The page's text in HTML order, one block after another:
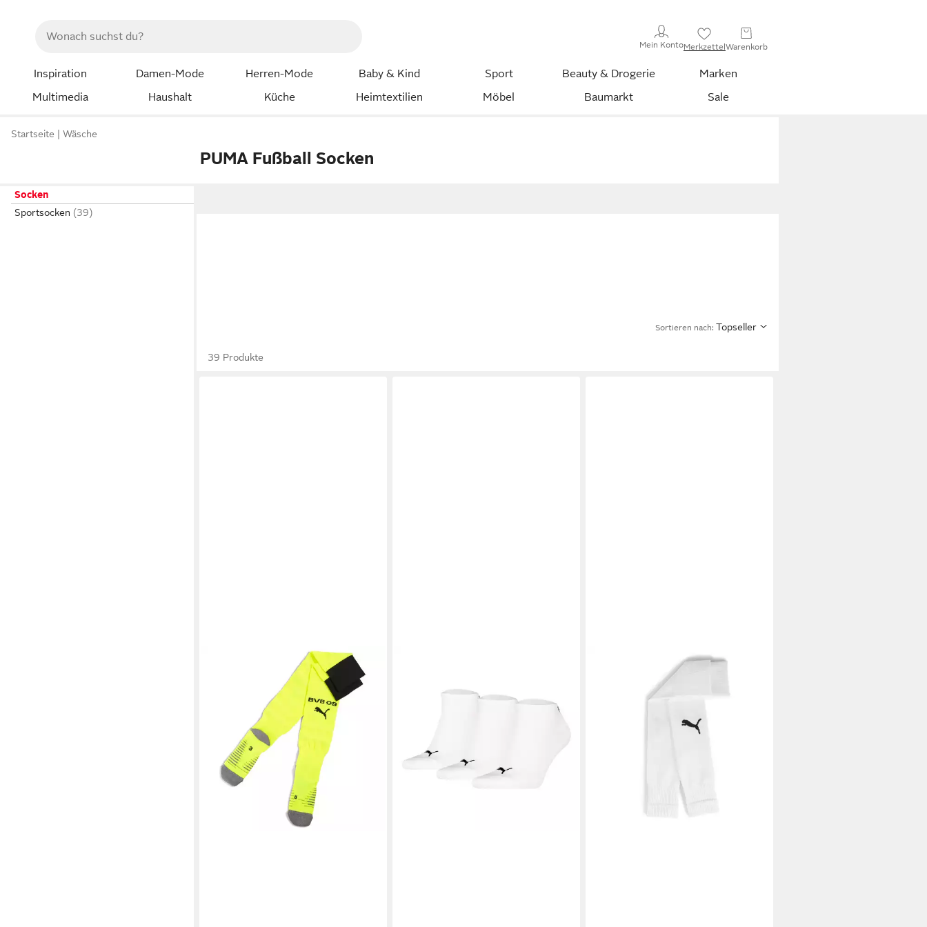
Mein KontoMerkzettelWarenkorb
Inspiration Damen-Mode Herren-Mode Baby & Kind Sport Beauty & Drogerie
Marken
Multimedia
Haushalt Küche Heimtextilien Möbel Baumarkt Sale
Startseite Wäsche
PUMA Fußball Socken
Socken
Sportsocken
Sortieren nach: Topseller
39 Produkte
Fußballstutzen Puma Stutzen
teamGOAL Sleeve Sock 706028
UVP